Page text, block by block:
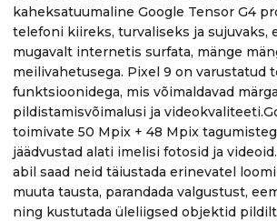
kaheksatuumaline Google Tensor G4
telefoni kiireks, turvaliseks ja sujuvaks,
mugavalt internetis surfata, mänge
meilivahetusega. Pixel 9 on varustatud
funktsioonidega, mis võimaldavad
pildistamisvõimalusi ja
toimivate 50 Mpix + 48 Mpix
jäädvustad alati imelisi fotosid ja
abil saad neid täiustada erinevatel
muuta tausta, parandada valgustust,
ning kustutada üleliigsed objektid